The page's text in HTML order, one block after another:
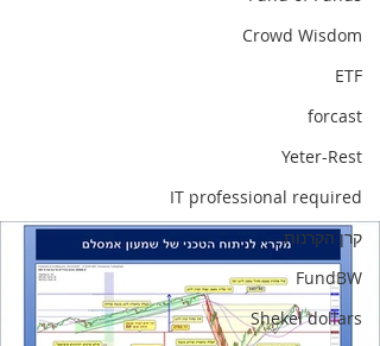
Crowd Wisdom
ETF
forcast
Yeter-Rest
IT professional required
קרן הקרנות
FundBW
Shekel dollars